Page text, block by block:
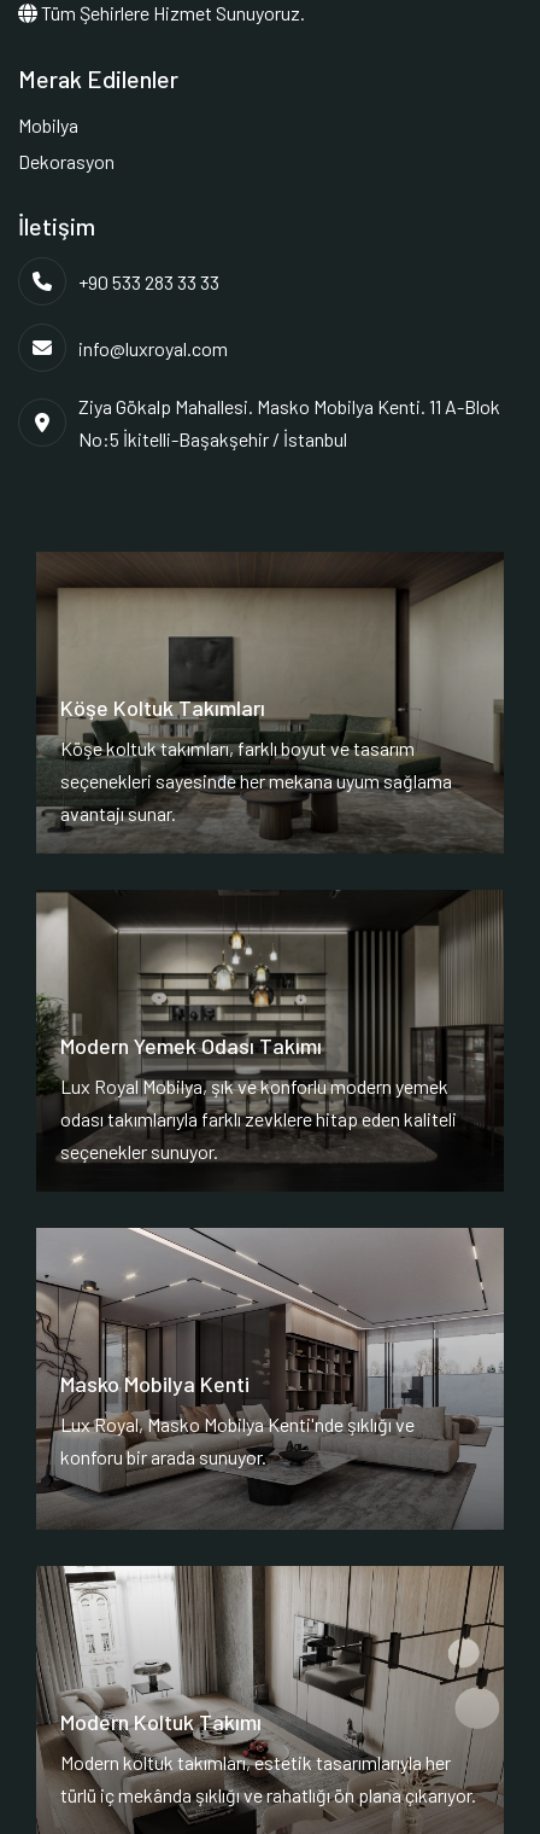
Tüm Şehirlere Hizmet Sunuyoruz.
Merak Edilenler
Mobilya
Dekorasyon
İletişim
+90 533 283 33 33
info@luxroyal.com
Ziya Gökalp Mahallesi. Masko Mobilya Kenti. 11 A-Blok
No:5 İkitelli-Başakşehir / İstanbul
Köşe Koltuk Takımları
Köşe koltuk takımları, farklı boyut ve tasarım
seçenekleri sayesinde her mekana uyum sağlama
avantajı sunar.
Modern Yemek Odası Takımı
Lux Royal Mobilya, şık ve konforlu modern yemek
odası takımlarıyla farklı zevklere hitap eden kaliteli
seçenekler sunuyor.
Masko Mobilya Kenti
Lux Royal, Masko Mobilya Kenti'nde şıklığı ve
konforu bir arada sunuyor.
Modern Koltuk Takımı
Modern koltuk takımları, estetik tasarımlarıyla her
türlü iç mekânda şıklığı ve rahatlığı ön plana çıkarıyor.